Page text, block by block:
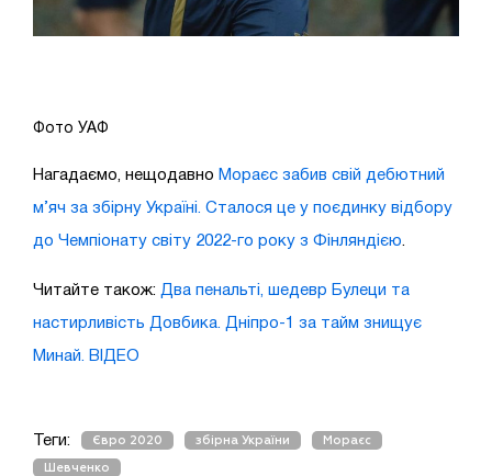
Фото УАФ
Нагадаємо, нещодавно Мораєс забив свій дебютний
м’яч за збірну Україні. Сталося це у поєдинку відбору
до Чемпіонату світу 2022-го року з Фінляндією
Читайте також: Два пенальті, шедевр Булеци та
настирливість Довбика. Дніпро-1 за тайм знищує
Минай. ВІДЕО
Теги: Євро 2020 збірна України Мораєс
Шевченко